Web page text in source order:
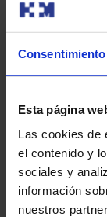
Consentimiento
Esta página
Las cookies de
el contenido y
sociales y
información
nuestros